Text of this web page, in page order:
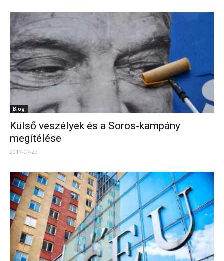
Blog
Külső veszélyek és a Soros-kampány
megítélése
2017-07-23